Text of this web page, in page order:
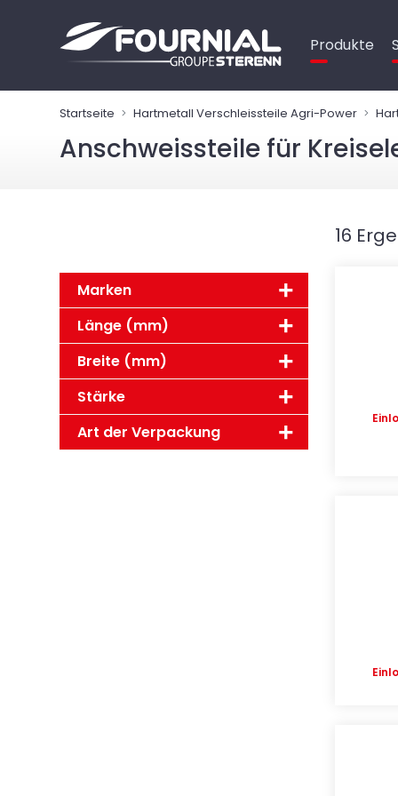
Produkte
Startseite Hartmetall Verschleissteile Agri-Power
Anschweissteile für
Marken
Länge (mm)
Breite (mm)
Stärke
Art der Verpackung
16